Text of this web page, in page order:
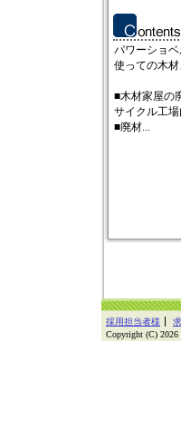
パワーショ
使っての木材
■木材家屋の
サイクル工場
■廃材...
採用担当者様
Copyright (C)